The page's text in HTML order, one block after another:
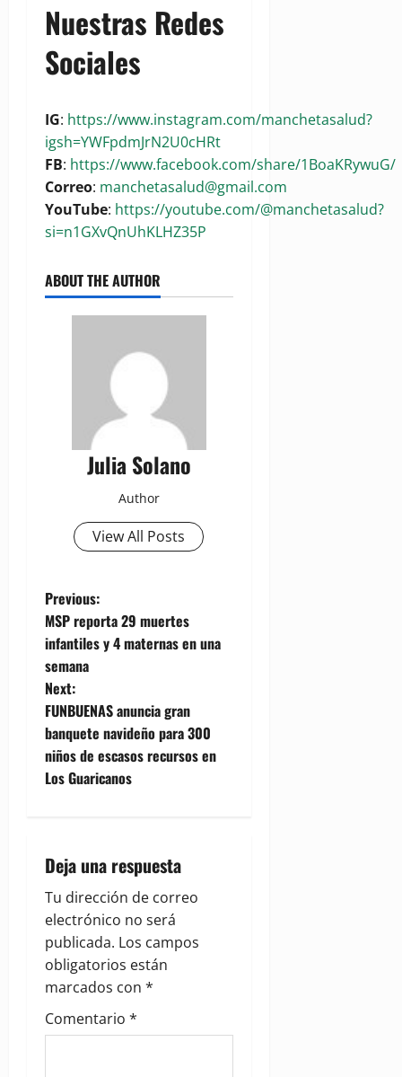
Nuestras Redes
Sociales
IG: https://www.instagram.com/manchetasalud?
igsh=YWFpdmJrN2U0cHRt
FB: https://www.facebook.com/share/1BoaKRywuG/
Correo: manchetasalud@gmail.com
YouTube: https://youtube.com/@manchetasalud?
si=n1GXvQnUhKLHZ35P
ABOUT THE AUTHOR
Julia Solano
Author
View All Posts
P
o
s
t
n
a
i
g
a
t
i
Previous:
MSP reporta 29 muertes
infantiles y 4 maternas en una
semana
Next:
FUNBUENAS anuncia gran
banquete navideño para 300
niños de escasos recursos en
Los Guaricanos
Deja una respuesta
Tu dirección de correo
electrónico no será
publicada. Los campos
obligatorios están
marcados con *
Comentario *